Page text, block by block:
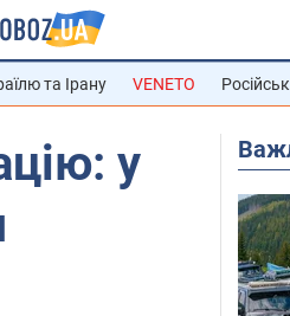
та Ірану VENETO
у